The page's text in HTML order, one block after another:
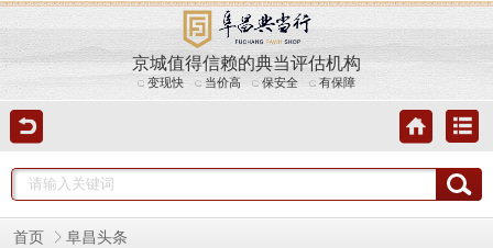
京城值得信赖的典当评估机构
变现快 当价高 保安全 有保障
首页 阜昌头条